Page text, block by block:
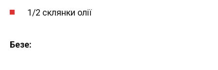
1/2 склянки олії
Безе: